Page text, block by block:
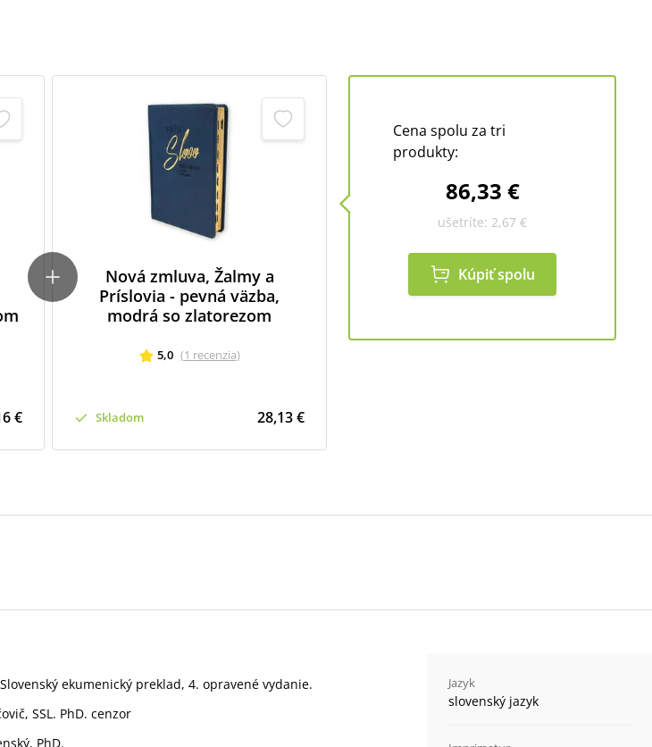
€
Nová zmluva, Žalmy a
Príslovia - pevná väzba,
modrá so zlatorezom
5,0 (1 recenzia)
Skladom 28,13 €
Cena spolu za tri
produkty:
86,33 €
ušetríte: 2,67 €
Kúpiť spolu
ekumenický preklad, 4. opravené vydanie.
SSL. PhD. cenzor
PhD.
Jazyk
slovenský jazyk